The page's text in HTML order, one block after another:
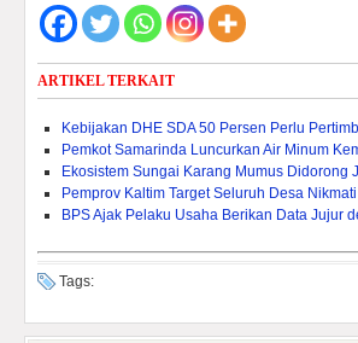
ARTIKEL TERKAIT
Kebijakan DHE SDA 50 Persen Perlu
Pemkot Samarinda Luncurkan Air Minum
Ekosistem Sungai Karang Mumus Didorong
Pemprov Kaltim Target Seluruh Desa
BPS Ajak Pelaku Usaha Berikan Data Jujur
Tags: